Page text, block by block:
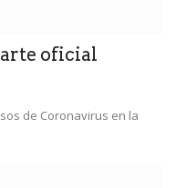
oficial
de Coronavirus en la